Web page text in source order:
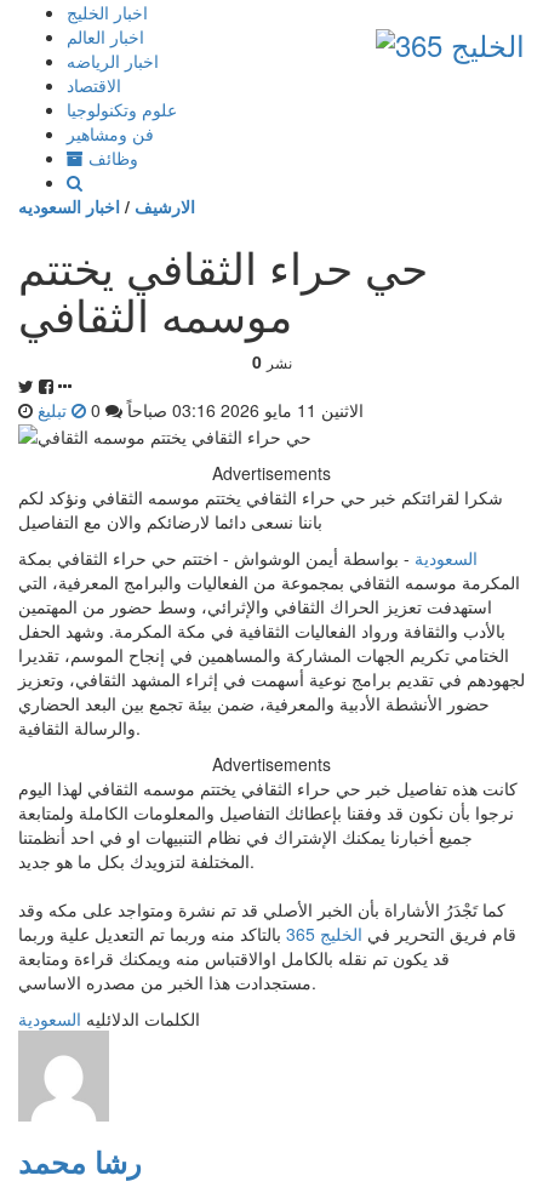
إذهب
المحتوى
اخبار الخليج
اخبار العالم
اخبار الرياضه
الاقتصاد
علوم وتكنولوجيا
فن ومشاهير
وظائف
الارشيف / اخبار السعوديه
حي حراء الثقافي يختتم
موسمه الثقافي
0 نشر
الاثنين 11 مايو 2026 03:16 صباحاً تبليغ
Advertisements
شكرا لقرائتكم خبر حي حراء الثقافي يختتم موسمه الثقافي ونؤكد لكم
باننا نسعى دائما لارضائكم والان مع التفاصيل
السعودية - بواسطة أيمن الوشواش - اختتم حي حراء الثقافي بمكة
المكرمة موسمه الثقافي بمجموعة من الفعاليات والبرامج المعرفية، التي
استهدفت تعزيز الحراك الثقافي والإثرائي، وسط حضور من المهتمين
بالأدب والثقافة ورواد الفعاليات الثقافية في مكة المكرمة. وشهد الحفل
الختامي تكريم الجهات المشاركة والمساهمين في إنجاح الموسم، تقديرا
لجهودهم في تقديم برامج نوعية أسهمت في إثراء المشهد الثقافي، وتعزيز
حضور الأنشطة الأدبية والمعرفية، ضمن بيئة تجمع بين البعد الحضاري
والرسالة الثقافية.
Advertisements
كانت هذه تفاصيل خبر حي حراء الثقافي يختتم موسمه الثقافي لهذا اليوم
نرجوا بأن نكون قد وفقنا بإعطائك التفاصيل والمعلومات الكاملة ولمتابعة
جميع أخبارنا يمكنك الإشتراك في نظام التنبيهات او في احد أنظمتنا
المختلفة لتزويدك بكل ما هو جديد.
كما تَجْدَرُ الأشاراة بأن الخبر الأصلي قد تم نشرة ومتواجد على مكه وقد
قام فريق التحرير في الخليج 365
بالتاكد منه وربما تم التعديل علية وربما
قد يكون تم نقله بالكامل اوالاقتباس منه ويمكنك قراءة ومتابعة
مستجدادت هذا الخبر من مصدره الاساسي.
الكلمات الدلائليه السعودية
رشا محمد